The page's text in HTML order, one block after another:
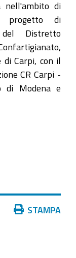
nell'ambito di
progetto di
Distretto
di Carpi, con il
CR Carpi -
di Modena e
STAMPA